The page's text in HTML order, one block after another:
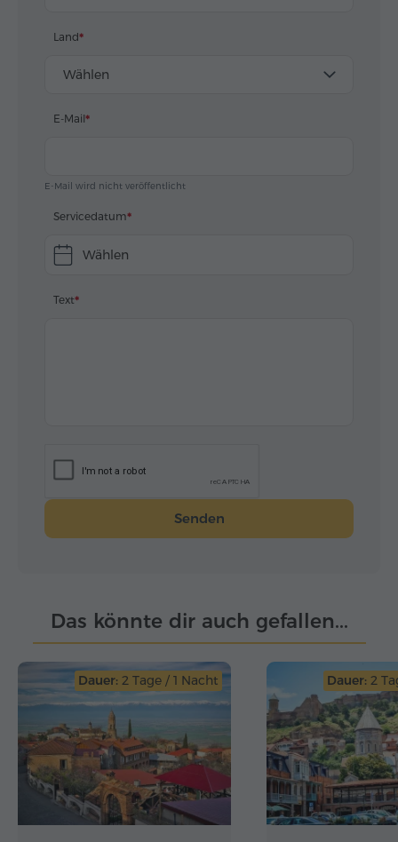
Land
Wählen
E-Mail
E-Mail wird nicht veröffentlicht
Servicedatum
Wählen
Text
Senden
Das könnte dir auch gefallen...
Dauer: 2 Tage / 1 Nacht Dauer: 2